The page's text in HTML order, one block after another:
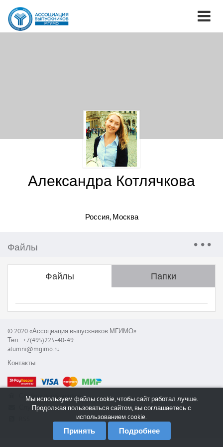
Александра Котлячкова
Россия, Москва
Файлы
Файлы Папки
© 2020 «Ассоциация выпускников МГИМО»
Тел.: +7(495)225-40-49
alumni@mgimo.ru
Контакты
Сообщить об ошибке
Служба поддержки
Мы используем файлы cookie, чтобы сайт работал лучше.
Продолжая пользоваться сайтом, вы соглашаетесь с
использованием cookie.
Принять Подробнее